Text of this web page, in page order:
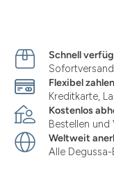
Schnell
Flexibel zahlen
Kreditkarte,
Kostenlos
Bestellen
Weltweit
Alle